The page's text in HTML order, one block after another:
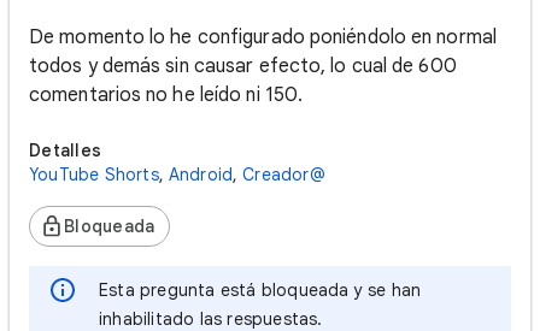
De momento lo he configurado poniéndolo en normal
todos y demás sin causar efecto, lo cual de 600
comentarios no he leído ni 150.
Detalles
YouTube Shorts, Android, Creador@
Bloqueada
Esta pregunta está bloqueada y se han
inhabilitado las respuestas.